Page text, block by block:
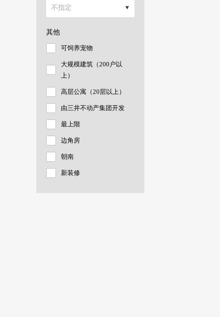
其他
可饲养宠物
大规模建筑（200户以
上）
高层公寓（20层以上）
由三井不动产集团开发
最上階
边角房
朝南
新装修